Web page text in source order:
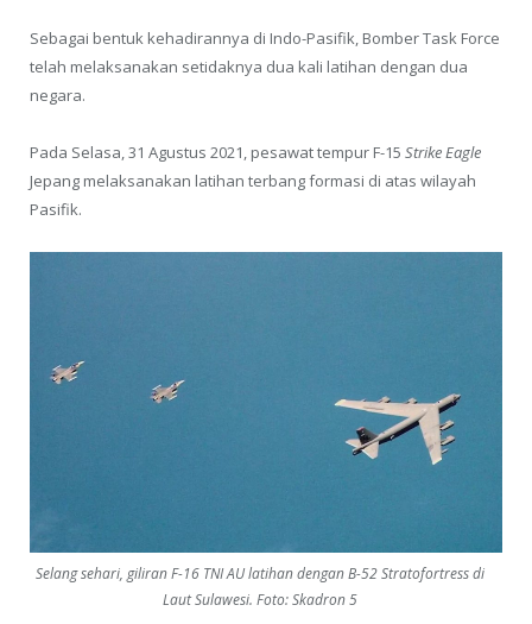
Sebagai bentuk kehadirannya di Indo-Pasifik, Bomber Task Force
telah melaksanakan setidaknya dua kali latihan dengan dua
negara.
Pada Selasa, 31 Agustus 2021, pesawat tempur F-15 Strike Eagle
Jepang melaksanakan latihan terbang formasi di atas wilayah
Pasifik.
Selang sehari, giliran F-16 TNI AU latihan dengan B-52 Stratofortress di
Laut Sulawesi. Foto: Skadron 5